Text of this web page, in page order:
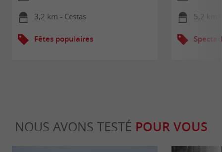
3,2 km - Cestas
Fêtes populaires
5,2 km
NOUS AVONS TESTÉ POUR VOUS